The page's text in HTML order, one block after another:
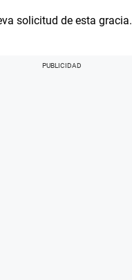
solicitud de esta gracia.